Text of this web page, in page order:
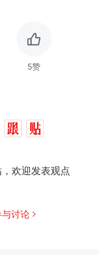
5赞
欢迎发表观点
讨论
价570元，搬到楼下
才肯搬上楼！女子傻